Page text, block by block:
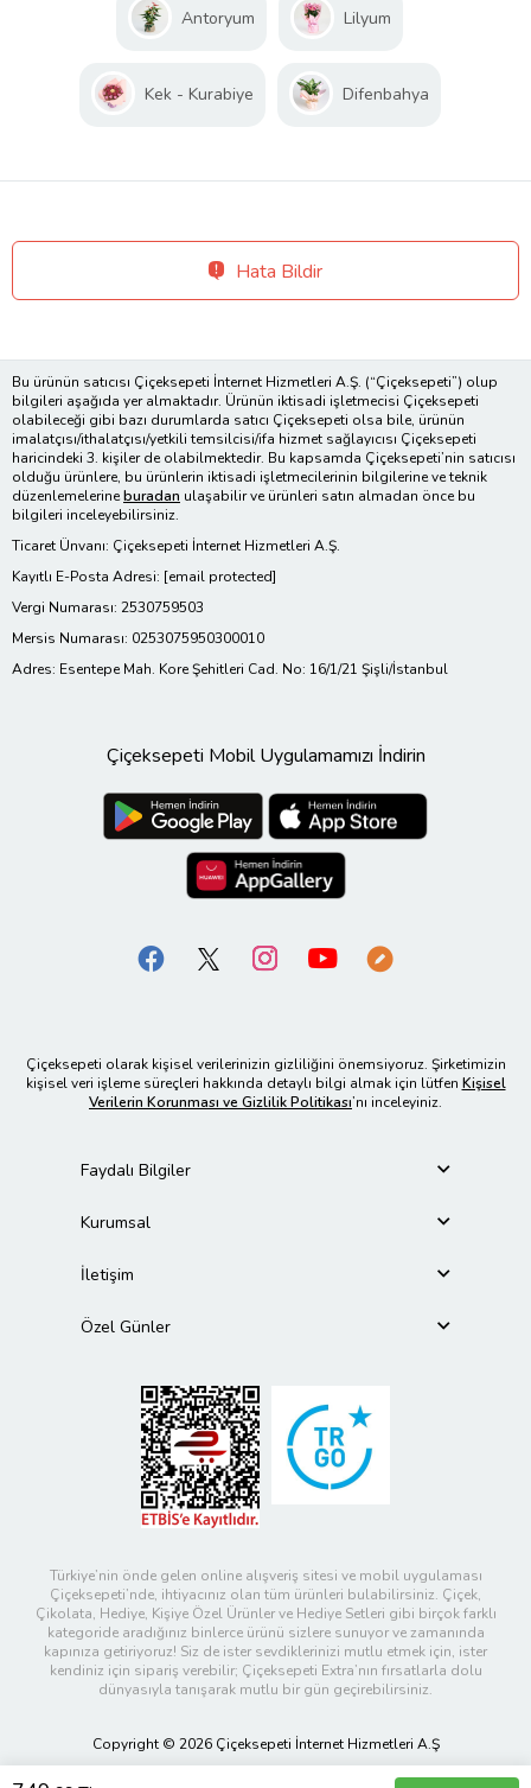
Antoryum Lilyum
Kek - Kurabiye Difenbahya
Hata Bildir
Bu ürünün satıcısı Çiçeksepeti İnternet Hizmetleri A.Ş. (“Çiçeksepeti”) olup
bilgileri aşağıda yer almaktadır. Ürünün iktisadi işletmecisi Çiçeksepeti
olabileceği gibi bazı durumlarda satıcı Çiçeksepeti olsa bile, ürünün
imalatçısı/ithalatçısı/yetkili temsilcisi/ifa hizmet sağlayıcısı Çiçeksepeti
haricindeki 3. kişiler de olabilmektedir. Bu kapsamda Çiçeksepeti’nin satıcısı
olduğu ürünlere, bu ürünlerin iktisadi işletmecilerinin bilgilerine ve teknik
düzenlemelerineburadan ulaşabilir ve ürünleri satın almadan önce bu
bilgileri inceleyebilirsiniz.
Ticaret Ünvanı: Çiçeksepeti İnternet Hizmetleri A.Ş.
Kayıtlı E-Posta Adresi: [email protected]
Vergi Numarası: 2530759503
Mersis Numarası: 0253075950300010
Adres: Esentepe Mah. Kore Şehitleri Cad. No: 16/1/21 Şişli/İstanbul
Çiçeksepeti Mobil Uygulamamızı İndirin
Çiçeksepeti olarak kişisel verilerinizin gizliliğini önemsiyoruz. Şirketimizin
kişisel veri işleme süreçleri hakkında detaylı bilgi almak için lütfen Kişisel
Verilerin Korunması ve Gizlilik Politikası’nı inceleyiniz.
Faydalı Bilgiler
Kurumsal
İletişim
Özel Günler
Türkiye’nin önde gelen online alışveriş sitesi ve mobil uygulaması
Çiçeksepeti’nde, ihtiyacınız olan tüm ürünleri bulabilirsiniz. Çiçek,
Çikolata, Hediye, Kişiye Özel Ürünler ve Hediye Setleri gibi birçok farklı
kategoride aradığınız binlerce ürünü sizlere sunuyor ve zamanında
kapınıza getiriyoruz! Siz de ister sevdiklerinizi mutlu etmek için, ister
kendiniz için sipariş verebilir; Çiçeksepeti Extra’nın fırsatlarla dolu
dünyasıyla tanışarak mutlu bir gün geçirebilirsiniz.
Copyright © 2026 Çiçeksepeti İnternet Hizmetleri A.Ş